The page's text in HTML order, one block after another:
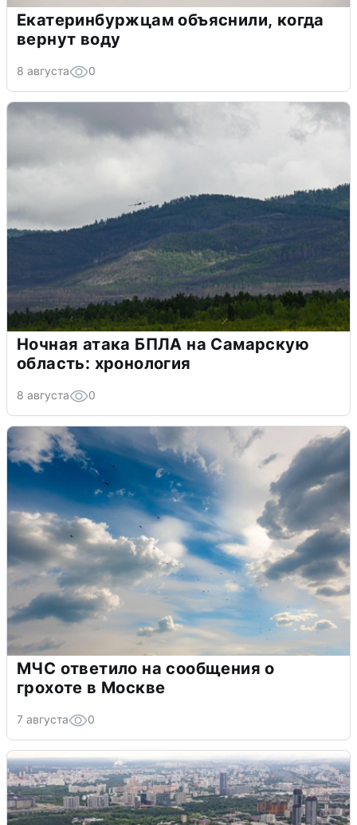
Екатеринбуржцам объяснили, когда
вернут воду
8 августа 0
Ночная атака БПЛА на Самарскую
область: хронология
8 августа 0
МЧС ответило на сообщения о
грохоте в Москве
7 августа 0